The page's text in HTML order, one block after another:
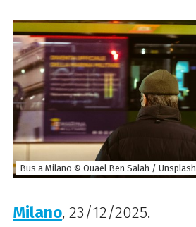
Bus a Milano © Ouael Ben Salah / Unsplash
Milano, 23/12/2025.